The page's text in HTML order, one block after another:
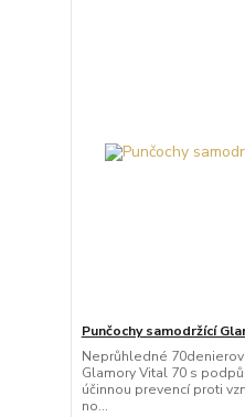
Punčochy samodržící
Neprůhledné
Glamory Vital 70 s
účinnou prevencí proti
no...